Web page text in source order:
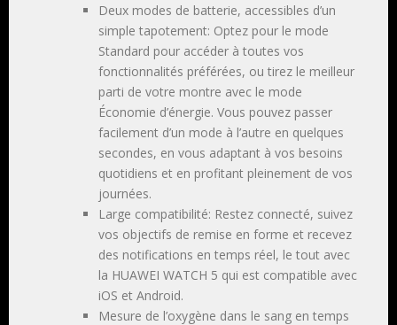
Deux modes de batterie, accessibles d’un
simple tapotement: Optez pour le mode
Standard pour accéder à toutes vos
fonctionnalités préférées, ou tirez le meilleur
parti de votre montre avec le mode
Économie d’énergie. Vous pouvez passer
facilement d’un mode à l’autre en quelques
secondes, en vous adaptant à vos besoins
quotidiens et en profitant pleinement de vos
journées.
Large compatibilité: Restez connecté, suivez
vos objectifs de remise en forme et recevez
des notifications en temps réel, le tout avec
la HUAWEI WATCH 5 qui est compatible avec
iOS et Android.
Mesure de l’oxygène dans le sang en temps